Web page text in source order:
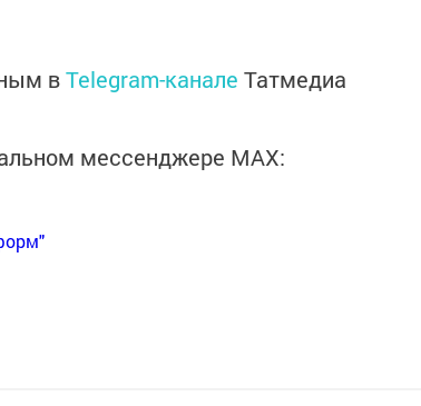
вTelegram-канале Татмедиа
мессенджере MАХ: